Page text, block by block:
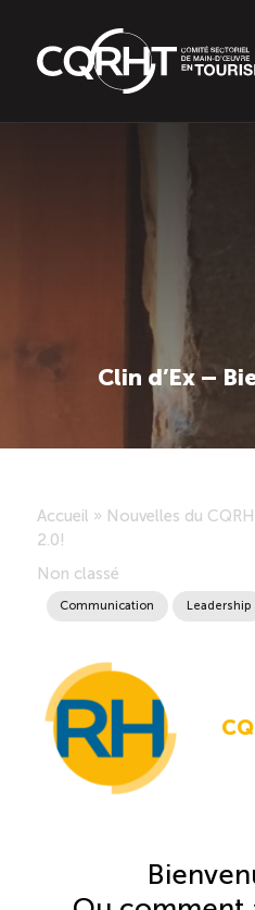
Main-d’oeuvre en tourisme
Saisonnalité des emplois
Outils et ressources
Portail RH
Descriptions de fonction
Balados
Clin d’Ex –
Accueil » Nouvelles du
2.0!
Non classé
Communication Leadership